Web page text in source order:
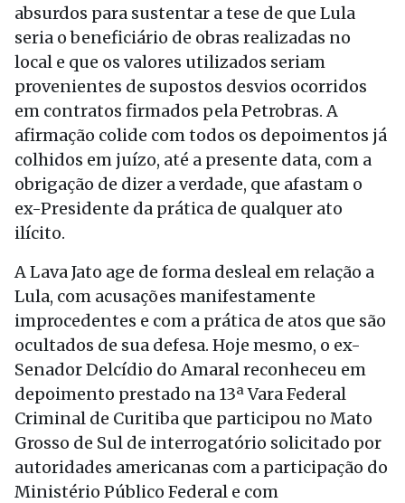
absurdos para sustentar a tese de que Lula
seria o beneficiário de obras realizadas no
local e que os valores utilizados seriam
provenientes de supostos desvios ocorridos
em contratos firmados pela Petrobras. A
afirmação colide com todos os depoimentos já
colhidos em juízo, até a presente data, com a
obrigação de dizer a verdade, que afastam o
ex-Presidente da prática de qualquer ato
ilícito.
A Lava Jato age de forma desleal em relação a
Lula, com acusações manifestamente
improcedentes e com a prática de atos que são
ocultados de sua defesa. Hoje mesmo, o ex-
Senador Delcídio do Amaral reconheceu em
depoimento prestado na 13ª Vara Federal
Criminal de Curitiba que participou no Mato
Grosso de Sul de interrogatório solicitado por
autoridades americanas com a participação do
Ministério Público Federal e com